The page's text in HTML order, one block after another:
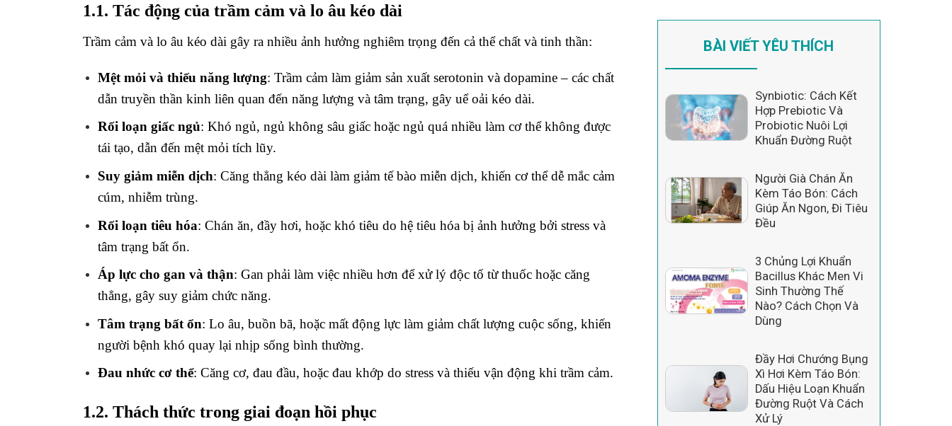
1.1. Tác động của trầm cảm và lo âu kéo dài
Trầm cảm và lo âu kéo dài gây ra nhiều ảnh hưởng nghiêm trọng đến cả thể chất và tinh thần:
Mệt mỏi và thiếu năng lượng: Trầm cảm làm giảm sản xuất serotonin và dopamine – các chất
dẫn truyền thần kinh liên quan đến năng lượng và tâm trạng, gây uể oải kéo dài.
Rối loạn giấc ngủ: Khó ngủ, ngủ không sâu giấc hoặc ngủ quá nhiều làm cơ thể không được
tái tạo, dẫn đến mệt mỏi tích lũy.
Suy giảm miễn dịch: Căng thẳng kéo dài làm giảm tế bào miễn dịch, khiến cơ thể dễ mắc cảm
cúm, nhiễm trùng.
Rối loạn tiêu hóa: Chán ăn, đầy hơi, hoặc khó tiêu do hệ tiêu hóa bị ảnh hưởng bởi stress và
tâm trạng bất ổn.
Áp lực cho gan và thận: Gan phải làm việc nhiều hơn để xử lý độc tố từ thuốc hoặc căng
thẳng, gây suy giảm chức năng.
Tâm trạng bất ổn: Lo âu, buồn bã, hoặc mất động lực làm giảm chất lượng cuộc sống, khiến
người bệnh khó quay lại nhịp sống bình thường.
Đau nhức cơ thể: Căng cơ, đau đầu, hoặc đau khớp do stress và thiếu vận động khi trầm cảm.
1.2. Thách thức trong giai đoạn hồi phục
BÀI VIẾT YÊU THÍCH
Synbiotic: Cách Kết
Hợp Prebiotic Và
Probiotic Nuôi Lợi
Khuẩn Đường Ruột
Người Già Chán Ăn
Kèm Táo Bón: Cách
Giúp Ăn Ngon, Đi Tiêu
Đều
3 Chủng Lợi Khuẩn
Bacillus Khác Men Vi
Sinh Thường Thế
Nào? Cách Chọn Và
Dùng
Đầy Hơi Chướng Bụng
Xì Hơi Kèm Táo Bón:
Dấu Hiệu Loạn Khuẩn
Đường Ruột Và Cách
Xử Lý